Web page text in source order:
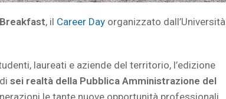
, il Career Day organizzato dall’Università
laureati e aziende del territorio, l’edizione
disei realtà della Pubblica Amministrazione del
le tante nuove opportunità professionali